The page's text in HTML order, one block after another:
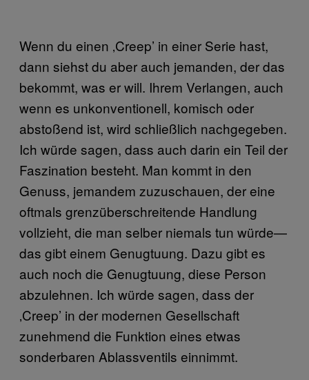
Wenn du einen ‚Creep’ in einer Serie hast,
dann siehst du aber auch jemanden, der das
bekommt, was er will. Ihrem Verlangen, auch
wenn es unkonventionell, komisch oder
abstoßend ist, wird schließlich nachgegeben.
Ich würde sagen, dass auch darin ein Teil der
Faszination besteht. Man kommt in den
Genuss, jemandem zuzuschauen, der eine
oftmals grenzüberschreitende Handlung
vollzieht, die man selber niemals tun würde—
das gibt einem Genugtuung. Dazu gibt es
auch noch die Genugtuung, diese Person
abzulehnen. Ich würde sagen, dass der
‚Creep’ in der modernen Gesellschaft
zunehmend die Funktion eines etwas
sonderbaren Ablassventils einnimmt.